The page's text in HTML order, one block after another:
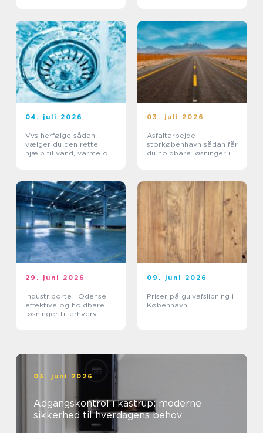
04. juli 2026
Vvs herfølge sådan
vælger du den rette
hjælp til vand, varme og
03. juli 2026
Asfaltarbejde
storkøbenhavn sådan får
du holdbare løsninger i
29. juni 2026
Industriporte i Odense:
effektive og holdbare
løsninger til erhverv
09. juni 2026
Priser på gulvafslibning i
København
03. juni 2026
Adgangskontrol i kastrup: moderne
sikkerhed til hverdagens behov